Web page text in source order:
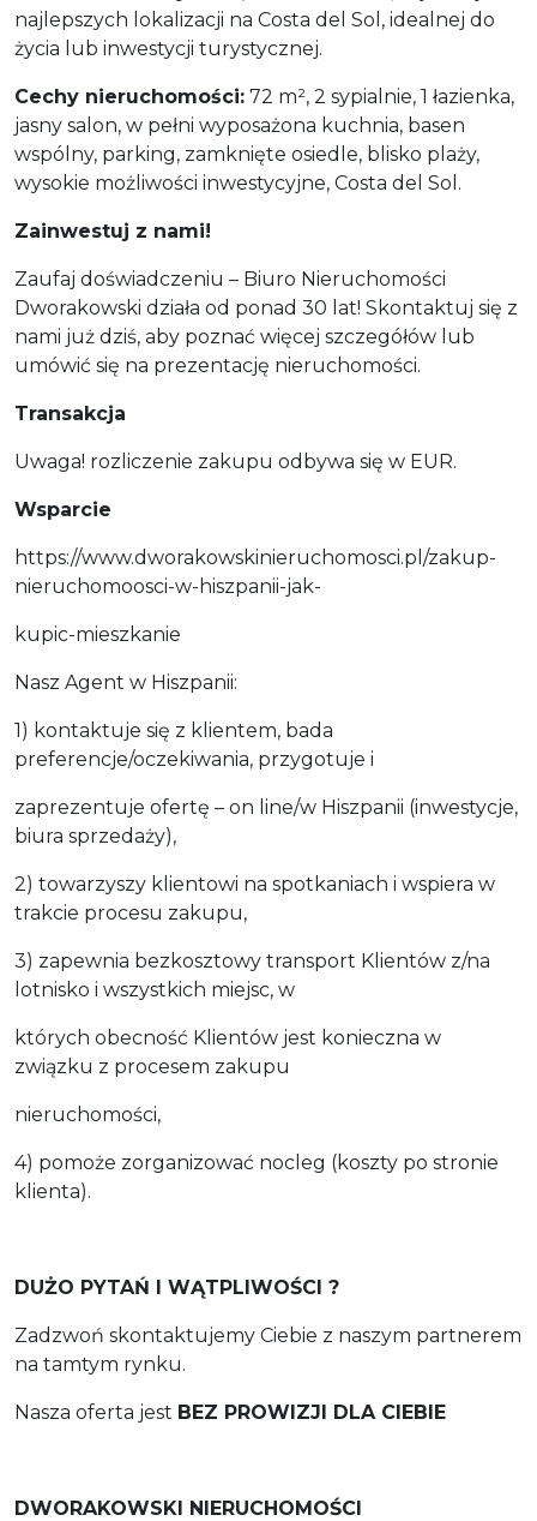
najlepszych lokalizacji na Costa del Sol, idealnej do
życia lub inwestycji turystycznej.
Cechy nieruchomości: 72 m², 2 sypialnie, 1 łazienka,
jasny salon, w pełni wyposażona kuchnia, basen
wspólny, parking, zamknięte osiedle, blisko plaży,
wysokie możliwości inwestycyjne, Costa del Sol.
Zainwestuj z nami!
Zaufaj doświadczeniu – Biuro Nieruchomości
Dworakowski działa od ponad 30 lat! Skontaktuj się z
nami już dziś, aby poznać więcej szczegółów lub
umówić się na prezentację nieruchomości.
Transakcja
Uwaga! rozliczenie zakupu odbywa się w EUR.
Wsparcie
https://www.dworakowskinieruchomosci.pl/zakup-
nieruchomoosci-w-hiszpanii-jak-
kupic-mieszkanie
Nasz Agent w Hiszpanii:
1) kontaktuje się z klientem, bada
preferencje/oczekiwania, przygotuje i
zaprezentuje ofertę – on line/w Hiszpanii (inwestycje,
biura sprzedaży),
2) towarzyszy klientowi na spotkaniach i wspiera w
trakcie procesu zakupu,
3) zapewnia bezkosztowy transport Klientów z/na
lotnisko i wszystkich miejsc, w
których obecność Klientów jest konieczna w
związku z procesem zakupu
nieruchomości,
4) pomoże zorganizować nocleg (koszty po stronie
klienta).
DUŻO PYTAŃ I WĄTPLIWOŚCI ?
Zadzwoń skontaktujemy Ciebie z naszym partnerem
na tamtym rynku.
Nasza oferta jest BEZ PROWIZJI DLA CIEBIE
DWORAKOWSKI NIERUCHOMOŚCI